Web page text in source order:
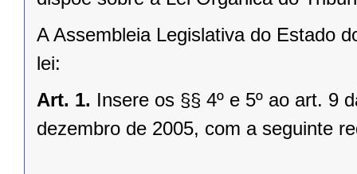
A Assembleia Legislativa do Estado
lei:
Art. 1. Insere os §§ 4º e 5º ao art. 9
dezembro de 2005, com a seguinte